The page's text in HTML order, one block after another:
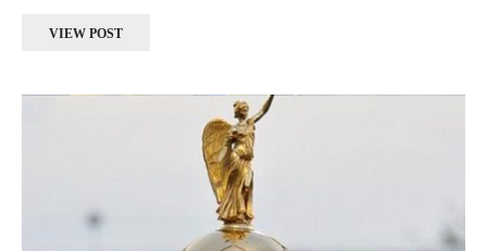
VIEW POST